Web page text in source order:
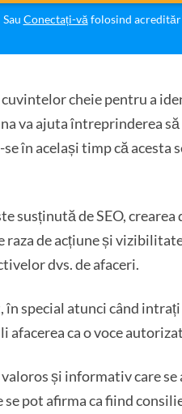
Sau Conectați-vă folosind
cheie pentru a
va ajuta întreprinderea
în același timp că acesta
susținută de SEO,
de acțiune și
dvs. de afaceri.
special atunci când
ca o voce
și informativ care se
pot afirma ca fiind